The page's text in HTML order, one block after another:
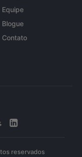
Equipe
Blogue
Contato
reservados